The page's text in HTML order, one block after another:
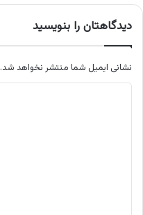
دیدگاهتان را بنویسید
نشانی ایمیل شما منتشر نخواهد شد.